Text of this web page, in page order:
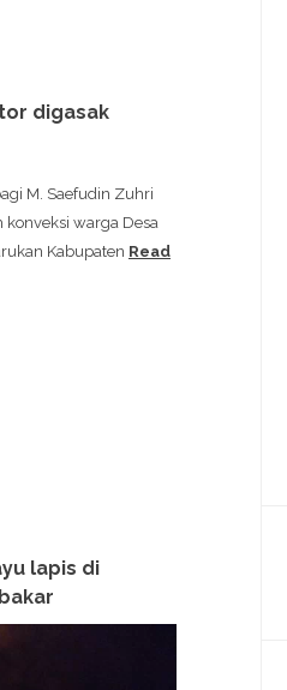
digasak
M. Saefudin Zuhri
konveksi warga Desa
Kabupaten Read
lapis di